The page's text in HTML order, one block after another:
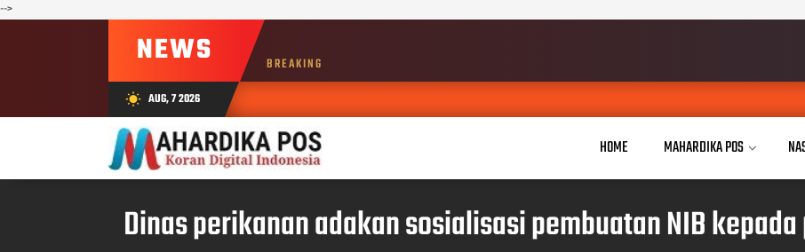
-->
NEWS BREAKING
wb_sunny AUG, 7 2026
HOME MAHARDIKA POS
Dinas perikanan adakan sosialisasi pembuatan NIB